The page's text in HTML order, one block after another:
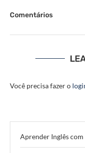
Comentários
Você precisa fazer o
Aprender Inglês com